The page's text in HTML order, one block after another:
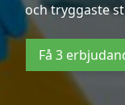
och tryggaste
Få 3